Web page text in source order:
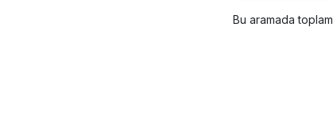
Bu aramada toplam